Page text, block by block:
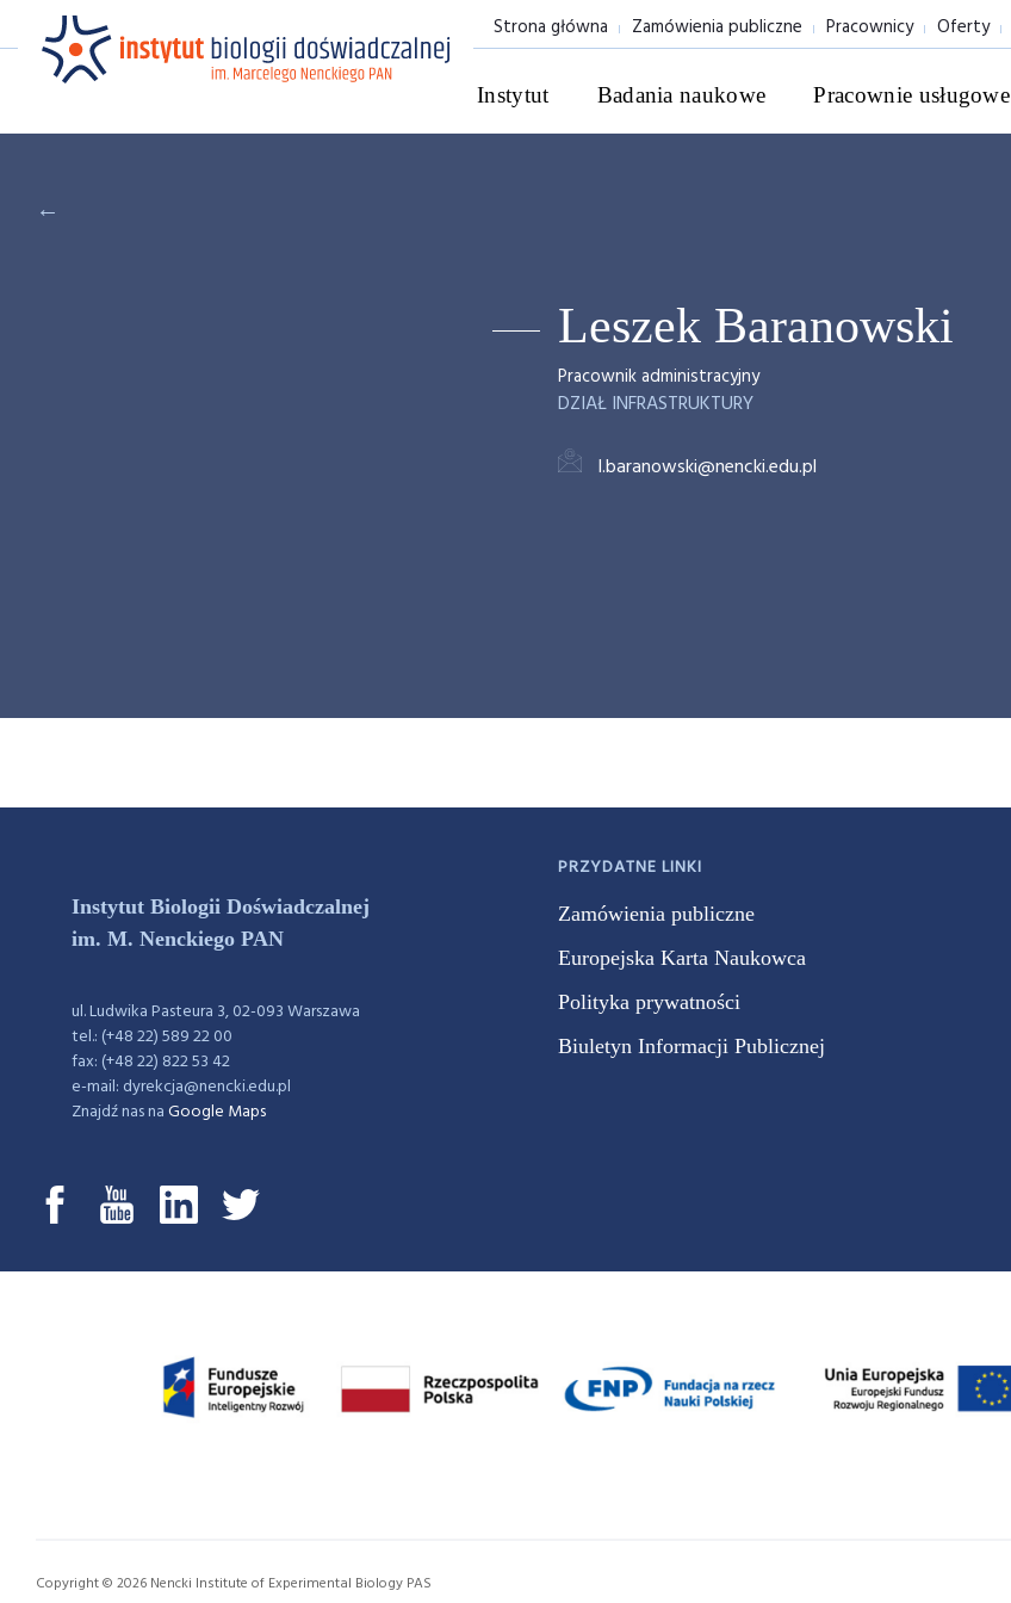
Strona główna Zamówienia publiczne Pracownicy Oferty
Instytut Badania naukowe Pracownie usługowe
←
Leszek Baranowski
Pracownik administracyjny
DZIAŁ INFRASTRUKTURY
l.baranowski@nencki.edu.pl
Instytut Biologii Doświadczalnej
im. M. Nenckiego PAN
ul. Ludwika Pasteura 3, 02-093 Warszawa
tel.: (+48 22) 589 22 00
fax: (+48 22) 822 53 42
e-mail: dyrekcja@nencki.edu.pl
Znajdź nas naGoogle Maps
PRZYDATNE LINKI
Zamówienia publiczne
Europejska Karta Naukowca
Polityka prywatności
Biuletyn Informacji Publicznej
Copyright © 2026 Nencki Institute of Experimental Biology PAS